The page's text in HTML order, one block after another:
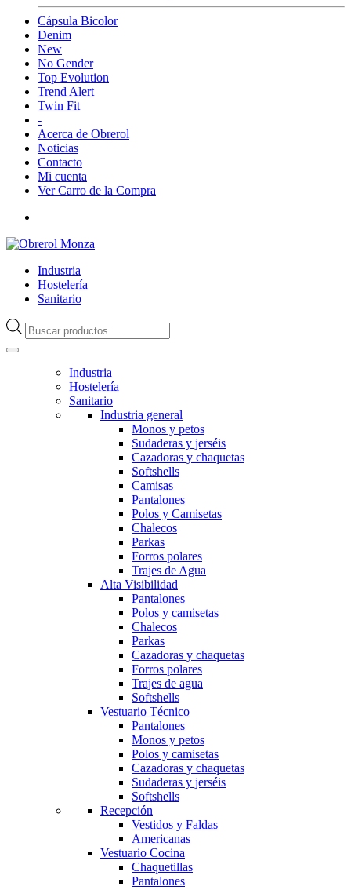
Cápsula Bicolor
Denim
New
No Gender
Top Evolution
Trend Alert
Twin Fit
-
Acerca de Obrerol
Noticias
Contacto
Mi cuenta
Ver Carro de la Compra
Industria
Hostelería
Sanitario
Búsqueda
de
Industria
Hostelería
Sanitario
Industria general
Monos y petos
Sudaderas y jerséis
Cazadoras y chaquetas
Softshells
Camisas
Pantalones
Polos y Camisetas
Chalecos
Parkas
Forros polares
Trajes de Agua
Alta Visibilidad
Pantalones
Polos y camisetas
Chalecos
Parkas
Cazadoras y chaquetas
Forros polares
Trajes de agua
Softshells
Vestuario Técnico
Pantalones
Monos y petos
Polos y camisetas
Cazadoras y chaquetas
Sudaderas y jerséis
Softshells
Recepción
Vestidos y Faldas
Americanas
Vestuario Cocina
Chaquetillas
Pantalones